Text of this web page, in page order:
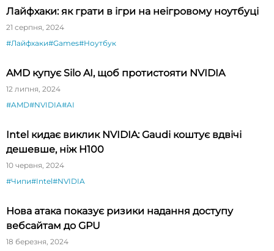
Лайфхаки: як грати в ігри на неігровому ноутбуці
21 серпня, 2024
#Лайфхаки#Games#Ноутбук
AMD купує Silo AI, щоб протистояти NVIDIA
12 липня, 2024
#AMD#NVIDIA#AI
Intel кидає виклик NVIDIA: Gaudi коштує вдвічі
дешевше, ніж H100
10 червня, 2024
#Чипи#Intel#NVIDIA
Нова атака показує ризики надання доступу
вебсайтам до GPU
18 березня, 2024